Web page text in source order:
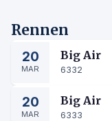
Rennen
20
MAR
Big Air
6332
20
MAR
Big Air
6333